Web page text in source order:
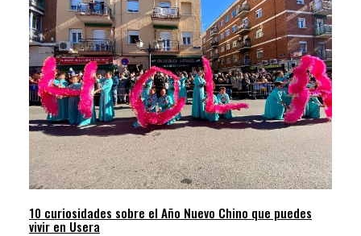
10 curiosidades sobre el Año Nuevo Chino que puedes
vivir en Usera